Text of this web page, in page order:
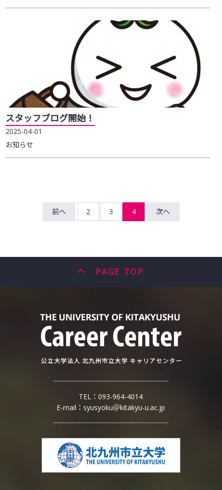
スタッフブログ開始！
2025-04-01
お知らせ
前へ 2 3 4 次へ
PAGE TOP
TEL：093-964-4014
E-mail： syusyoku＠kitakyu-u.ac.jp